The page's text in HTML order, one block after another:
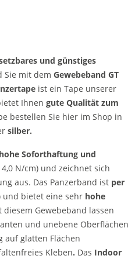
und günstiges
Sie mit dem Gewebeband GT
ist ein Tape unserer
Ihnen gute Qualität zum
bestellen Sie hier im Shop in
silber.
hohe Soforthaftung und
N/cm) und zeichnet sich
aus. Das Panzerband ist per
und bietet eine sehr hohe
diesem Gewebeband lassen
und unebene Oberflächen
auf glatten Flächen
Kleben. Das Indoor